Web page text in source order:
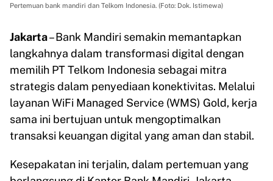
Pertemuan bank mandiri dan Telkom Indonesia. (Foto: Dok. Istimewa)
Jakarta– Bank Mandiri semakin memantapkan
langkahnya dalam transformasi digital dengan
memilih PT Telkom Indonesia sebagai mitra
strategis dalam penyediaan konektivitas. Melalui
layanan WiFi Managed Service (WMS) Gold, kerja
sama ini bertujuan untuk mengoptimalkan
transaksi keuangan digital yang aman dan stabil.
Kesepakatan ini terjalin, dalam pertemuan yang